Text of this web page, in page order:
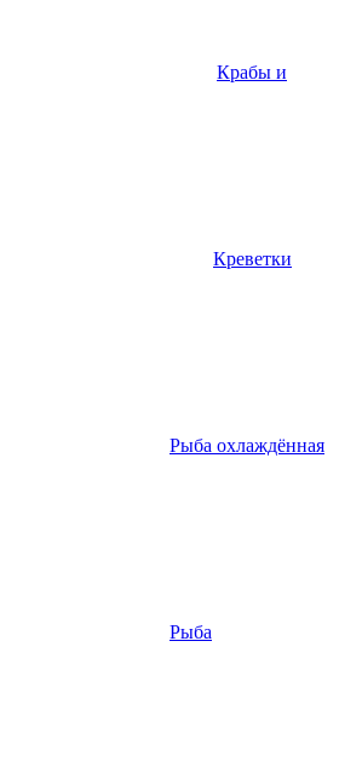
Крабы и
Креветки
Рыба охлаждённая
Рыба